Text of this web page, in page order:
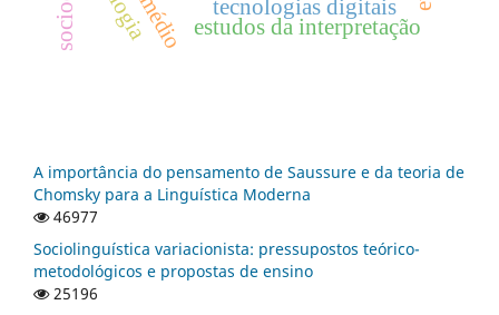
tecnologias digitais
estudos da interpretação
A importância do pensamento de Saussure e da teoria de
Chomsky para a Linguística Moderna
46977
Sociolinguística variacionista: pressupostos teórico-
metodológicos e propostas de ensino
25196